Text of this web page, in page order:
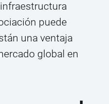
puede
una ventaja
global en